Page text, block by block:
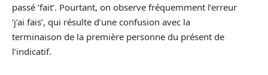
passé ‘fait’. Pourtant, on observe fréquemment l’erreur
‘j’ai fais’, qui résulte d’une confusion avec la
terminaison de la première personne du présent de
l’indicatif.